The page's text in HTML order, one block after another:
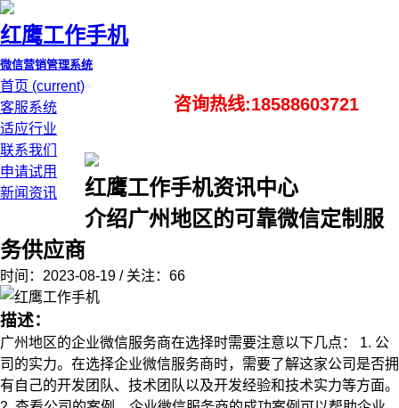
红鹰工作手机
微信营销管理系统
首页 (current)
客服系统
适应行业
联系我们
申请试用
新闻资讯
咨询热线:18588603721
红鹰工作手机资讯中心
介绍广州地区的可靠微信定制服
务供应商
时间：2023-08-19 / 关注：66
描述：
广州地区的企业微信服务商在选择时需要注意以下几点： 1. 公
司的实力。在选择企业微信服务商时，需要了解这家公司是否拥
有自己的开发团队、技术团队以及开发经验和技术实力等方面。